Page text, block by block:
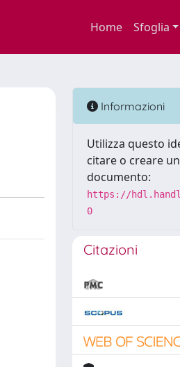
Home Sfoglia
Informazioni
Utilizza questo
citare o creare
documento:
https://
0
Citazioni